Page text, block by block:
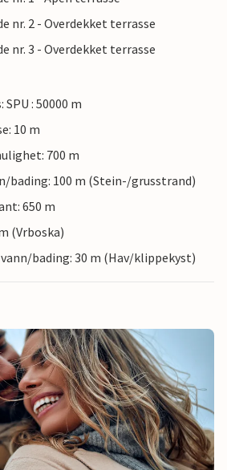
nr. 2 - Overdekket terrasse
nr. 3 - Overdekket terrasse
: 50000 m
10 m
700 m
bading: 100 m (Stein-/grusstrand)
650 m
(Vrboska)
bading: 30 m (Hav/klippekyst)